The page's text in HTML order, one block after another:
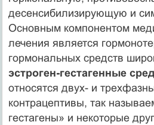
десенсибилизирующую и
Основным компонентом
лечения является
гормональных средств
эстроген-гестагенные
относятся двух- и
контрацептивы, так
гестагены» и некоторые